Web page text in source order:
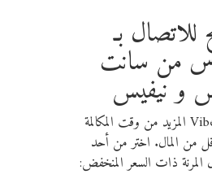
للاتصال بـ
من سانت
و نيفيس
يمنحك Viber Out المزيد من وقت المكالمة
من المال. اختر من أحد
ذات السعر المنخفض: